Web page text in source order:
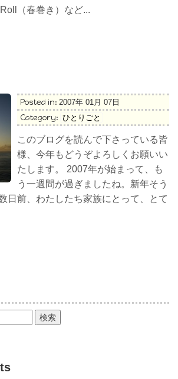
（春巻き）など...
Posted in: 2007年 01月 07日
Category: ひとりごと
このブログを読んで下さっている皆
様、今年もどうぞよろしくお願いい
たします。 2007年が始まって、も
う一週間が過ぎましたね。新年そう
日前、わたしたち家族にとって、とて